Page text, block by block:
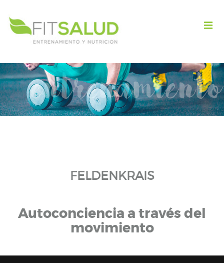
FELDENKRAIS
Autoconciencia a través del
movimiento